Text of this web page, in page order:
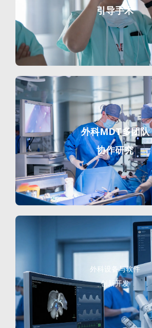
引导手术
外科MDT多团队
协作研究
外科设备与软件
创新开发